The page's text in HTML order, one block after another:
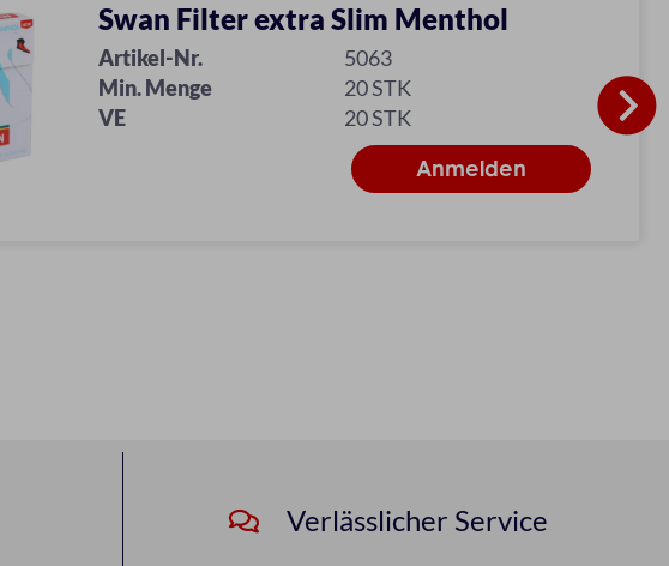
Swan Filter extra Slim Menthol
Artikel-Nr.
5063
Min. Menge
20 STK
VE
20 STK
Verlässlicher Service